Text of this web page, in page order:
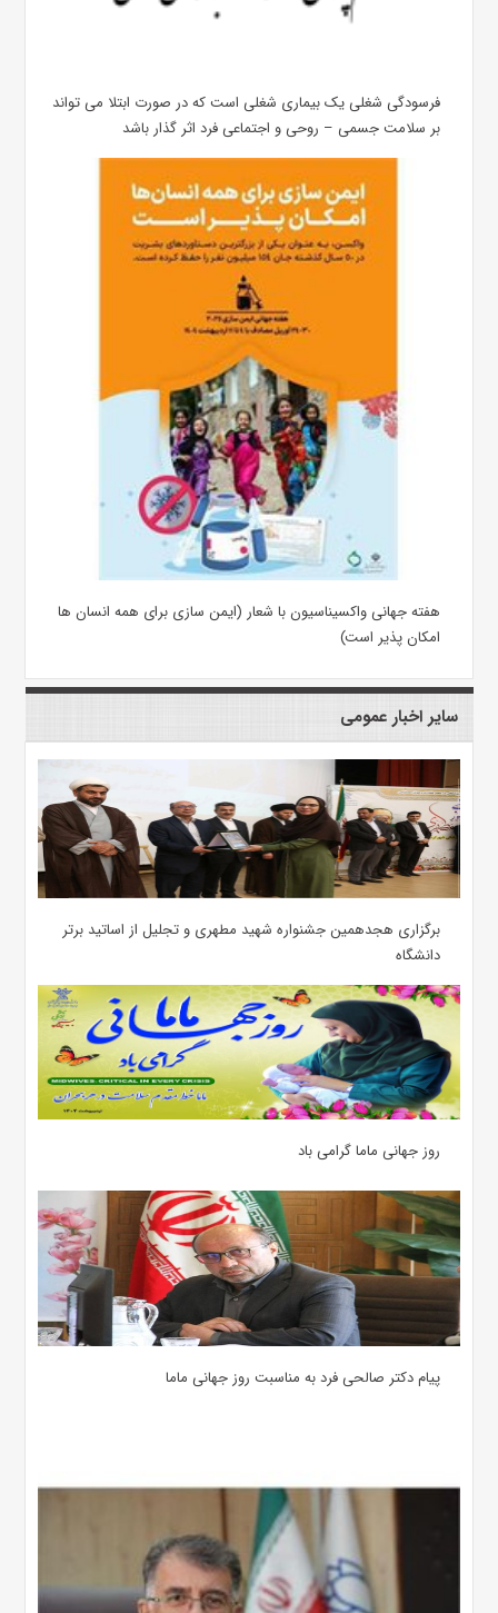
فرسودگی شغلی یک بیماری شغلی است که در صورت ابتلا می تواند
بر سلامت جسمی – روحی و اجتماعی فرد اثر گذار باشد
هفته جهانی واکسیناسیون با شعار (ایمن سازی برای همه انسان ها
امکان پذیر است)
سایر اخبار عمومی
برگزاری هجدهمین جشنواره شهید مطهری و تجلیل از اساتید برتر
دانشگاه
روز جهانی ماما گرامی باد
پیام دکتر صالحی فرد به مناسبت روز جهانی ماما